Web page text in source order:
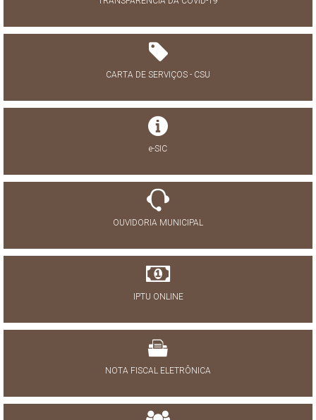
CARTA DE SERVIÇOS - CSU
e-SIC
OUVIDORIA MUNICIPAL
IPTU ONLINE
NOTA FISCAL ELETRÔNICA